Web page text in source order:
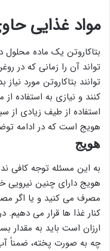
مواد غذایی
بتاکاروتن یک ماده محلول
تواند آن را زمانی که در
توانند بتاکاروتن مورد
کنند و نیازی به استفاده
استفاده از طیف زیادی از
هویج است که در ادامه
هویج
به این مسئله توجه کافی
هویج دارای چنین نیرویی
مصرف می کنید و یا اگر
کنار غذا ها قرار می
ارزان است باید به مقدار
چه به صورت پخته، ضمناً